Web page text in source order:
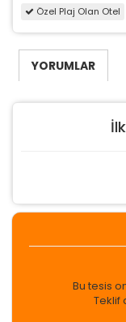
Açık Hava
Hamam
Özel Plaj Olan Otel
YORUMLAR
Bu tesis
Teklif